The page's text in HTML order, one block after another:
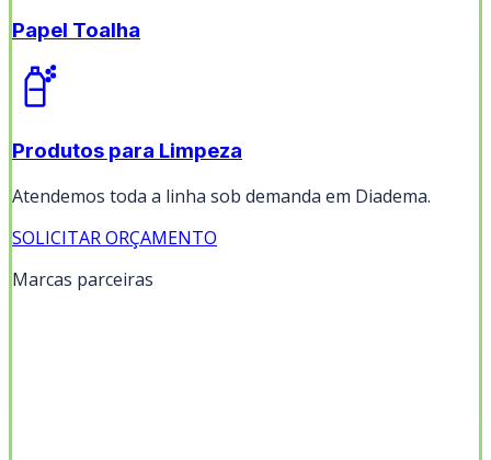
Papel Toalha
Produtos para Limpeza
Atendemos toda a linha sob demanda em Diadema.
SOLICITAR ORÇAMENTO
Marcas parceiras